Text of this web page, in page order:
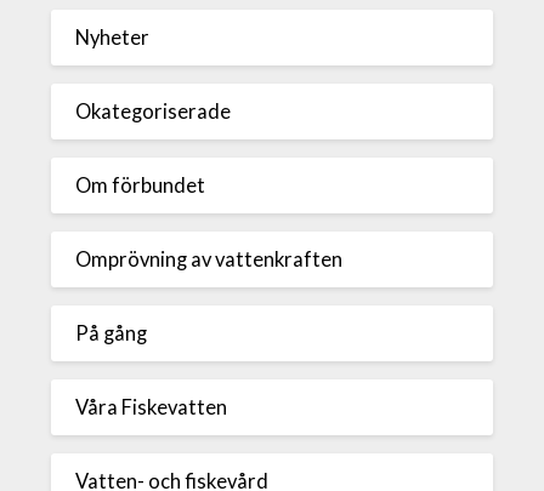
Nyheter
Okategoriserade
Om förbundet
Omprövning av vattenkraften
På gång
Våra Fiskevatten
Vatten- och fiskevård